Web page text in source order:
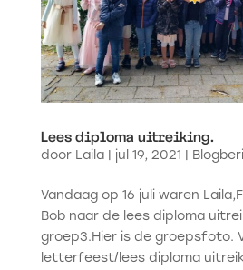
Lees diploma uitreiking.
door Laila| jul 19, 2021 |
Vandaag op 16 juli waren
Bob naar de lees diploma
groep3.Hier is de groepsfoto.
letterfeest/lees diploma